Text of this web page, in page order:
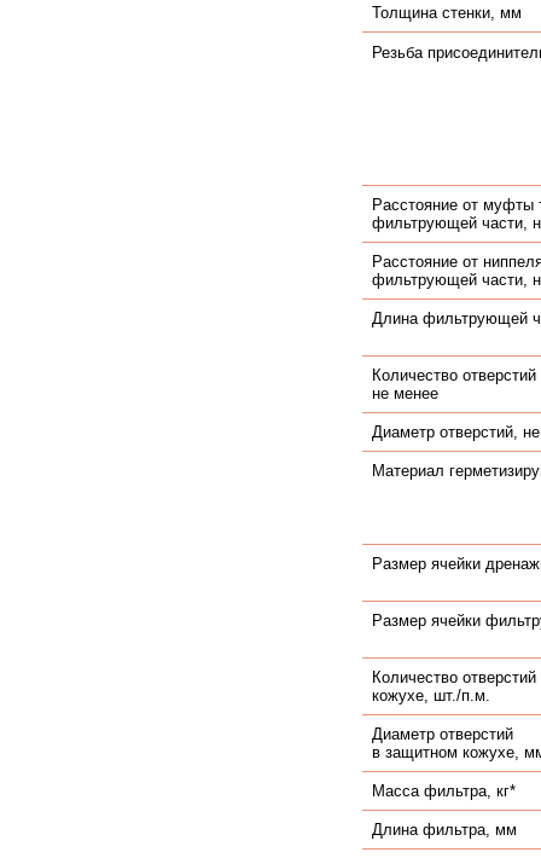
Толщина стенки, мм
Резьба
Расстояние от муфты
фильтрующей части,
Расстояние от
фильтрующей части,
Длина фильтрующей
Количество
не менее
Диаметр отверстий,
Материал
Размер ячейки
Размер ячейки
Количество
кожухе, шт./п.м.
Диаметр отверстий
в защитном кожухе,
Масса фильтра, кг*
Длина фильтра, мм